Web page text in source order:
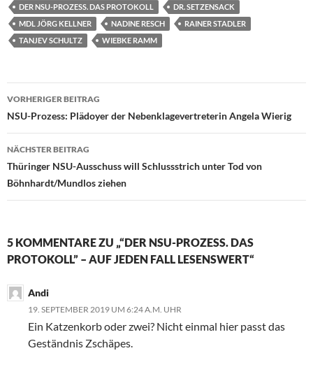
DER NSU-PROZESS. DAS PROTOKOLL
DR. SETZENSACK
MDL JÖRG KELLNER
NADINE RESCH
RAINER STADLER
TANJEV SCHULTZ
WIEBKE RAMM
Beitragsnavigation
VORHERIGER BEITRAG
NSU-Prozess: Plädoyer der Nebenklagevertreterin Angela Wierig
NÄCHSTER BEITRAG
Thüringer NSU-Ausschuss will Schlussstrich unter Tod von
Böhnhardt/Mundlos ziehen
5 KOMMENTARE ZU „“DER NSU-PROZESS. DAS
PROTOKOLL” – AUF JEDEN FALL LESENSWERT“
Andi
19. SEPTEMBER 2019 UM 6:24 A.M. UHR
Ein Katzenkorb oder zwei? Nicht einmal hier passt das
Geständnis Zschäpes.